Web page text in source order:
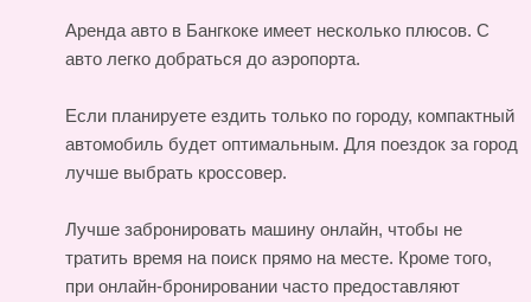
Аренда авто в Бангкоке имеет несколько плюсов. С
авто легко добраться до аэропорта.
Если планируете ездить только по городу, компактный
автомобиль будет оптимальным. Для поездок за город
лучше выбрать кроссовер.
Лучше забронировать машину онлайн, чтобы не
тратить время на поиск прямо на месте. Кроме того,
при онлайн-бронировании часто предоставляют